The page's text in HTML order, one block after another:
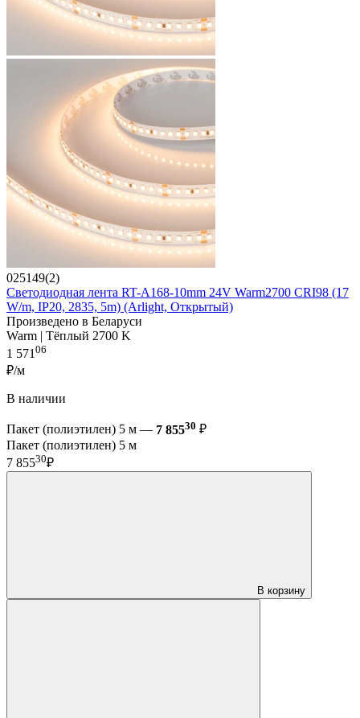
025149(2)
Светодиодная лента RT-A168-10mm 24V Warm2700 CRI98 (17
W/m, IP20, 2835, 5m) (Arlight, Открытый)
Произведено в Беларуси
Warm | Тёплый 2700 K
1 571 06
₽/м
В наличии
Пакет (полиэтилен) 5 м — 7 85530 ₽
Пакет (полиэтилен) 5 м
7 85530₽
В корзину